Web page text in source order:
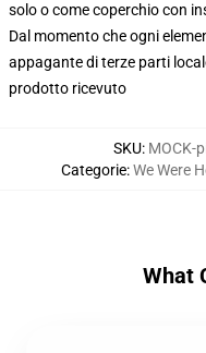
solo o come coperchio con
Dal momento che ogni
appagante di terze parti
prodotto ricevuto
SKU: MOCK-
Categorie:We Were
What